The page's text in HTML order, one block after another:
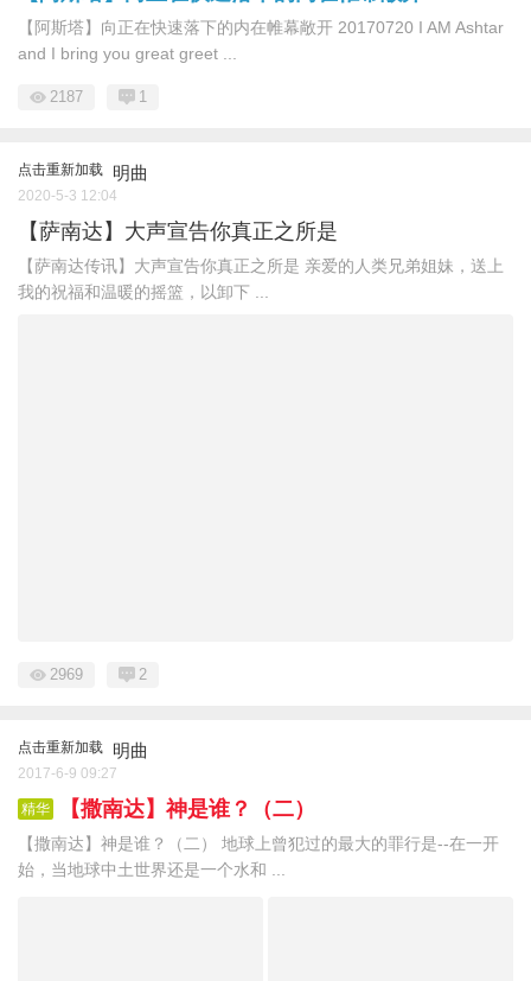
【阿斯塔】向正在快速落下的内在帷幕敞开 20170720 I AM Ashtar
and I bring you great greet ...
2187 1
点击重新加载 明曲
2020-5-3 12:04
【萨南达】大声宣告你真正之所是
【萨南达传讯】大声宣告你真正之所是 亲爱的人类兄弟姐妹，送上
我的祝福和温暖的摇篮，以卸下 ...
2969 2
点击重新加载 明曲
2017-6-9 09:27
精华 【撒南达】神是谁？（二）
【撒南达】神是谁？（二） 地球上曾犯过的最大的罪行是--在一开
始，当地球中土世界还是一个水和 ...